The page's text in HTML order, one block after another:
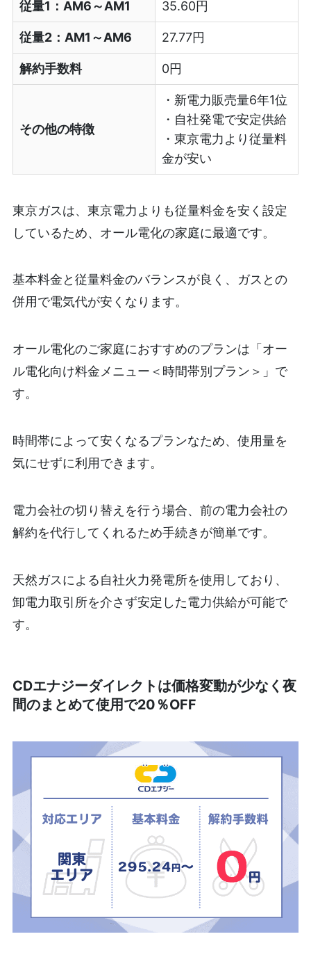
従量1：AM6～AM1 35.60円
従量2：AM1～AM6 27.77円
解約手数料 0円
その他の特徴
・新電力販売量6年1位
・自社発電で安定供給
・東京電力より従量料
金が安い
東京ガスは、東京電力よりも従量料金を安く設定
しているため、オール電化の家庭に最適です。
基本料金と従量料金のバランスが良く、ガスとの
併用で電気代が安くなります。
オール電化のご家庭におすすめのプランは「オー
ル電化向け料金メニュー＜時間帯別プラン＞」で
す。
時間帯によって安くなるプランなため、使用量を
気にせずに利用できます。
電力会社の切り替えを行う場合、前の電力会社の
解約を代行してくれるため手続きが簡単です。
天然ガスによる自社火力発電所を使用しており、
卸電力取引所を介さず安定した電力供給が可能で
す。
CDエナジーダイレクトは価格変動が少なく夜
間のまとめて使用で20％OFF